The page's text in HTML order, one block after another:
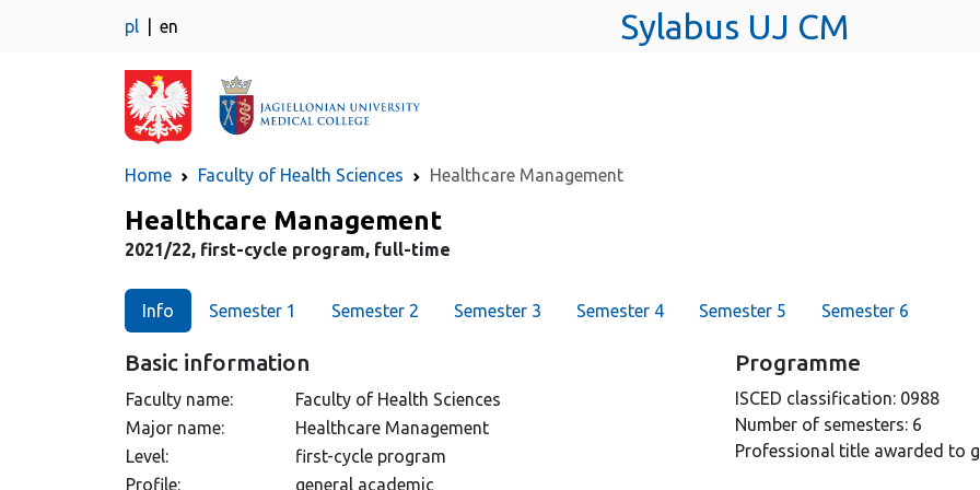
pl en Sylabus UJ CM
Home Faculty of Health Sciences Healthcare Management
Major
Healthcare Management
2021/22, first-cycle program, full-time
Info Semester 1 Semester 2 Semester 3 Semester 4 Semester 5 Semester 6
Basic information
Faculty name:
Faculty of Health Sciences
Major name:
Healthcare Management
Level:
first-cycle program
Profile:
general academic
Programme
ISCED classification: 0988
Number of semesters: 6
Professional title awarded to